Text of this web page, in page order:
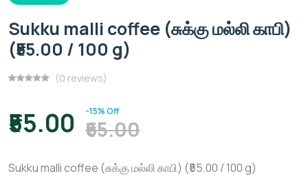
Sukku malli coffee (சுக்கு மல்லி காபி)
(₹55.00 / 100 g)
(0 reviews)
₹55.00 -15% Off
₹65.00
Sukku malli coffee (சுக்கு மல்லி காபி) (₹55.00 / 100 g)